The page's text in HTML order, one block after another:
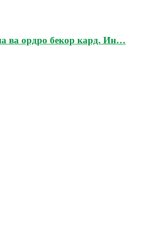
ва ордро бекор кард. Ин…